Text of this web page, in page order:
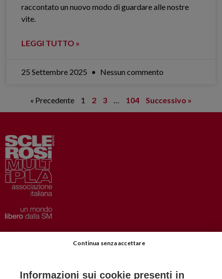
raccontato un nuovo modo di guardare alle nostre
vite.
LEGGI TUTTO »
25 Settembre 2025 Nessun commento
« Precedente 1 2 3 104 Successivo »
Privacy–Disclaimer
Informazioni sui cookie presenti in
Continua senza accettare